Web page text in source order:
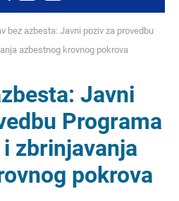
bez azbesta: Javni poziv za provedbu
azbestnog krovnog pokrova
Javni
Programa
zbrinjavanja
pokrova